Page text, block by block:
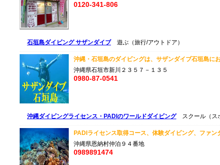
0120-341-806
石垣島ダイビング サザンダイブ遊ぶ（旅行/アウトドア）
沖縄・石垣島のダイビングは、サザンダイブ石垣島
沖縄県石垣市新川２３５７－１３５
0980-87-0541
沖縄ダイビングライセンス・PADIのワールドダイビングスクール（ス
PADIライセンス取得コース、体験ダイビング、ファ
沖縄県恩納村仲泊９４番地
0989891474